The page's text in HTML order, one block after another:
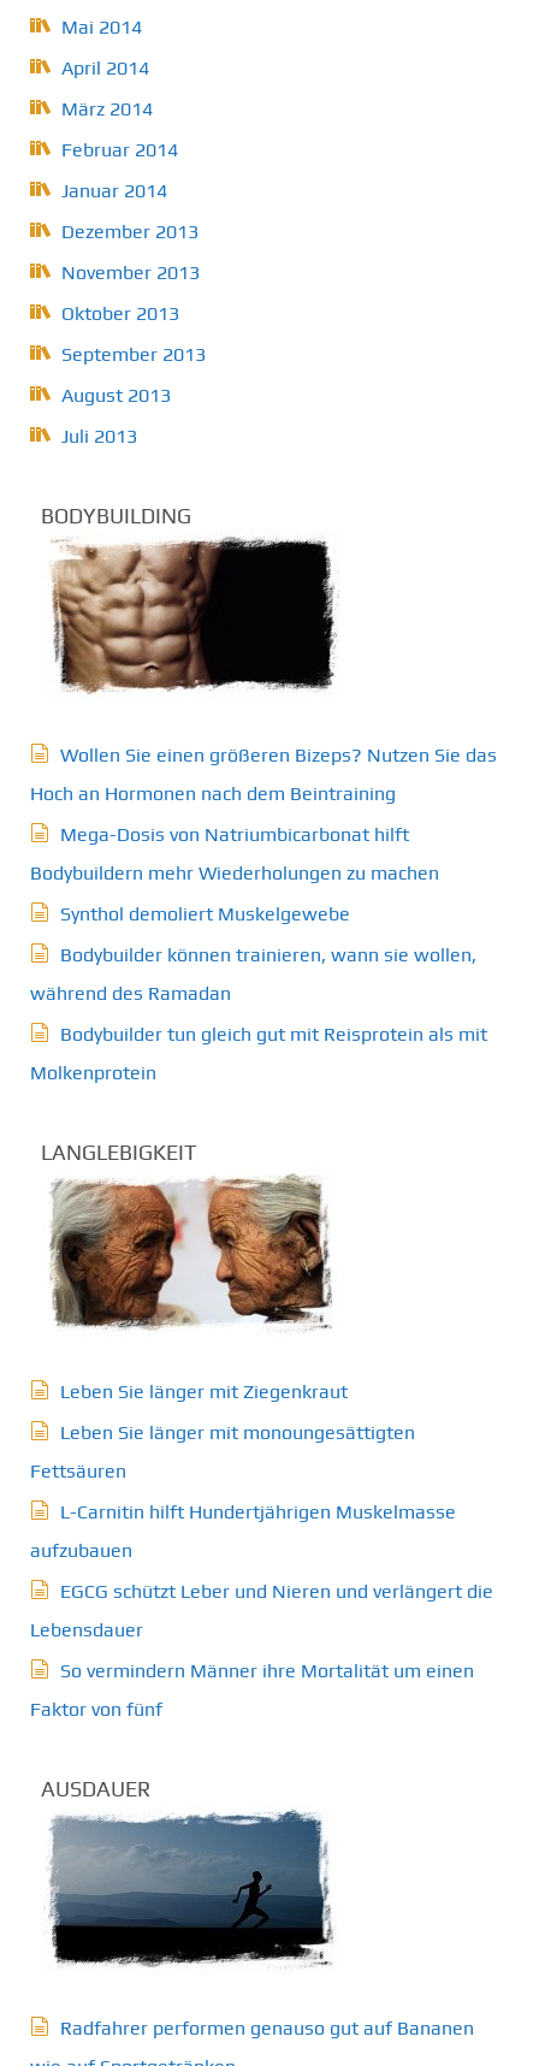
Mai 2014
April 2014
März 2014
Februar 2014
Januar 2014
Dezember 2013
November 2013
Oktober 2013
September 2013
August 2013
Juli 2013
BODYBUILDING
Wollen Sie einen größeren Bizeps? Nutzen Sie das
Hoch an Hormonen nach dem Beintraining
Mega-Dosis von Natriumbicarbonat hilft
Bodybuildern mehr Wiederholungen zu machen
Synthol demoliert Muskelgewebe
Bodybuilder können trainieren, wann sie wollen,
während des Ramadan
Bodybuilder tun gleich gut mit Reisprotein als mit
Molkenprotein
LANGLEBIGKEIT
Leben Sie länger mit Ziegenkraut
Leben Sie länger mit monoungesättigten
Fettsäuren
L-Carnitin hilft Hundertjährigen Muskelmasse
aufzubauen
EGCG schützt Leber und Nieren und verlängert die
Lebensdauer
So vermindern Männer ihre Mortalität um einen
Faktor von fünf
AUSDAUER
Radfahrer performen genauso gut auf Bananen